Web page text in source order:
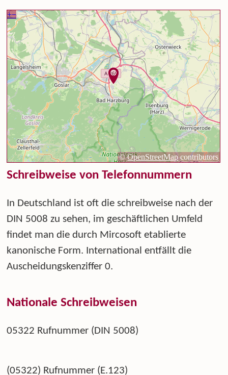
Schreibweise von Telefonnummern
In Deutschland ist oft die schreibweise nach der
DIN 5008 zu sehen, im geschäftlichen Umfeld
findet man die durch Mircosoft etablierte
kanonische Form. International entfällt die
Auscheidungskenziffer 0.
Nationale Schreibweisen
05322 Rufnummer (DIN 5008)
(05322) Rufnummer (E.123)